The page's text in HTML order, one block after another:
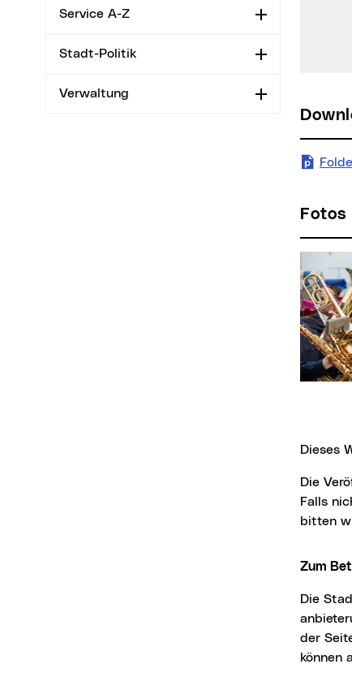
Service A-Z Aufklappen
Stadt-Politik Aufklappen
Verwaltung Aufklappen
Fotos
Dieses
Die Veröffentlichung der Bilder ist für Medien honorarfrei, jedoch nur mit Fotonachweis.
Falls
bitten
Zum
Die
der
können